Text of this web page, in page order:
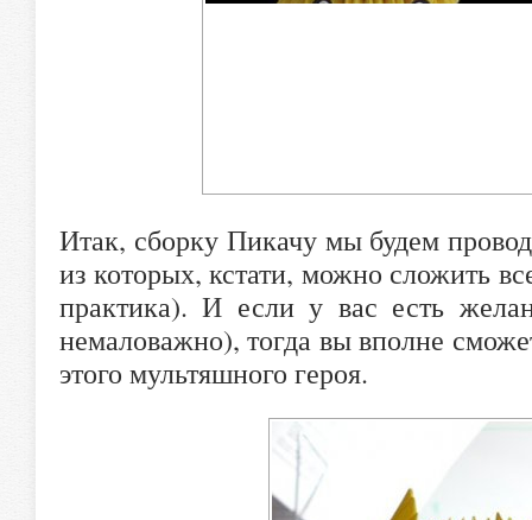
Итак, сборку Пикачу мы будем
из которых, кстати, можно сложить
практика). И если у вас есть
немаловажно), тогда вы вполне
этого мультяшного героя.